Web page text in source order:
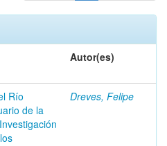
Autor(es)
Río
de la
Dreves, Felipe